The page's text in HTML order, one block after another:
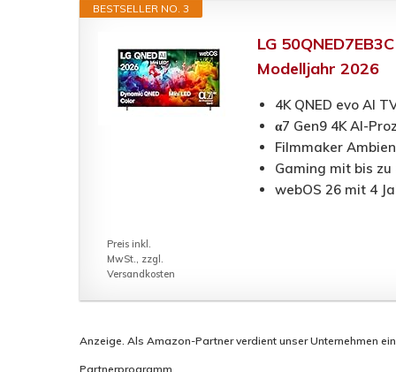
BESTSELLER NO. 3
LG
Modelljahr 2026
4K QNED evo AI
α7 Gen9 4K AI-
Filmmaker
Gaming mit bis zu
webOS 26 mit 4
Preis inkl.
MwSt., zzgl.
Versandkosten
Anzeige. Als Amazon-Partner verdient unser Unternehmen
Partnerprogramm